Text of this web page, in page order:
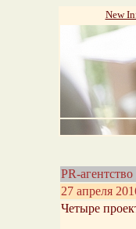
New
PR-
27 апреля
Четыре